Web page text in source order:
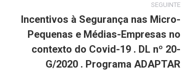
SEGUINTE
Incentivos à Segurança nas Micro-
Pequenas e Médias-Empresas no
contexto do Covid-19 . DL nº 20-
G/2020 . Programa ADAPTAR